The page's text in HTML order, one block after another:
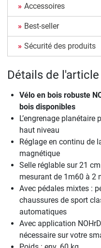
Accessoires
Best-seller
Sécurité des produits
Détails de l'article
Vélo en bois robuste
bois disponibles
L’engrenage
haut niveau
Réglage en continu de
magnétique
Selle réglable sur 21
mesurant de 1m60 à 2
Avec pédales mixtes :
chaussures de sport
automatiques
Avec application
nécessaire sur votre